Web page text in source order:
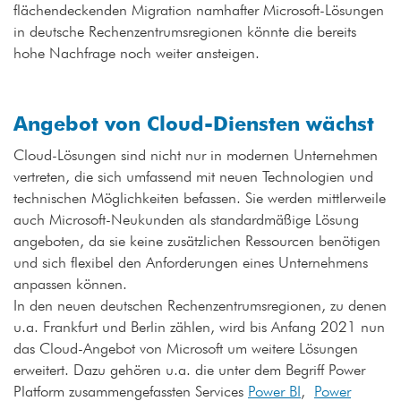
flächendeckenden Migration namhafter Microsoft-Lösungen
in deutsche Rechenzentrumsregionen könnte die bereits
hohe Nachfrage noch weiter ansteigen.
Angebot von Cloud-Diensten wächst
Cloud-Lösungen sind nicht nur in modernen Unternehmen
vertreten, die sich umfassend mit neuen Technologien und
technischen Möglichkeiten befassen. Sie werden mittlerweile
auch Microsoft-Neukunden als standardmäßige Lösung
angeboten, da sie keine zusätzlichen Ressourcen benötigen
und sich flexibel den Anforderungen eines Unternehmens
anpassen können.
In den neuen deutschen Rechenzentrumsregionen, zu denen
u.a. Frankfurt und Berlin zählen, wird bis Anfang 2021 nun
das Cloud-Angebot von Microsoft um weitere Lösungen
erweitert. Dazu gehören u.a. die unter dem Begriff Power
Platform zusammengefassten Services Power BI, Power